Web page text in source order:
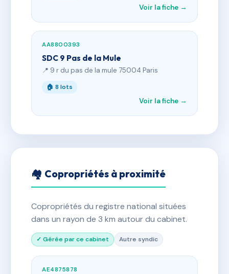
Voir la fiche →
AA8800393
SDC 9 Pas de la Mule
📍 9 r du pas de la mule 75004 Paris
🏠 8 lots
Voir la fiche →
🏘 Copropriétés à proximité
Copropriétés du registre national situées
dans un rayon de 3 km autour du cabinet.
✓ Gérée par ce cabinet Autre syndic
AE4875878